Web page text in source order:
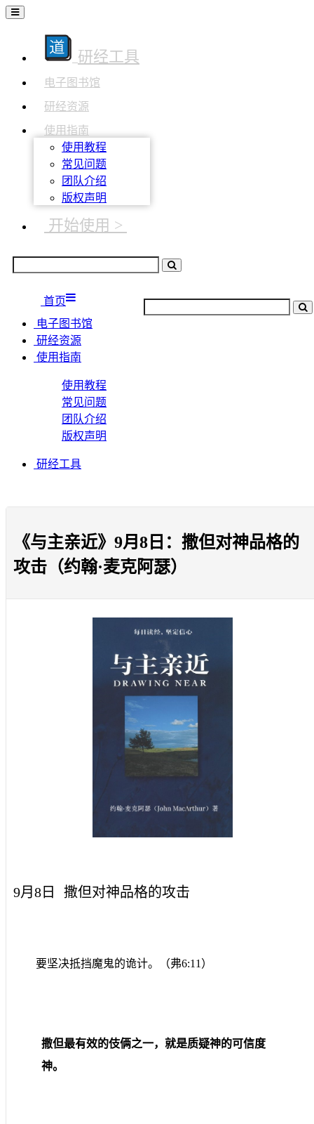
研经工具
电子图书馆
研经资源
使用指南
使用教程
常见问题
团队介绍
版权声明
开始使用 >
首页
电子图书馆
研经资源
使用指南
使用教程
常见问题
团队介绍
版权声明
研经工具
《与主亲近》9月8日：撒但对神品格的
攻击（约翰·麦克阿瑟）
9月8日 撒但对神品格的攻击
要坚决抵挡魔鬼的诡计。（弗6:11）
撒但最有效的伎俩之一，就是质疑神的可信度
神。